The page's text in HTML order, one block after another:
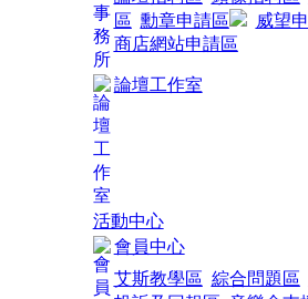
區 勳章申請區 威望
商店網站申請區
論壇工作室
活動中心
會員中心
艾斯教學區 綜合問題區